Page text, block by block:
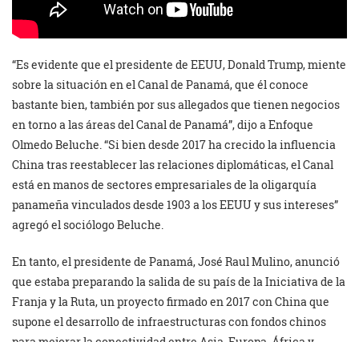
“Es evidente que el presidente de EEUU, Donald Trump, miente
sobre la situación en el Canal de Panamá, que él conoce
bastante bien, también por sus allegados que tienen negocios
en torno a las áreas del Canal de Panamá”, dijo a Enfoque
Olmedo Beluche. “Si bien desde 2017 ha crecido la influencia
China tras reestablecer las relaciones diplomáticas, el Canal
está en manos de sectores empresariales de la oligarquía
panameña vinculados desde 1903 a los EEUU y sus intereses”
agregó el sociólogo Beluche.
En tanto, el presidente de Panamá, José Raul Mulino, anunció
que estaba preparando la salida de su país de la Iniciativa de la
Franja y la Ruta, un proyecto firmado en 2017 con China que
supone el desarrollo de infraestructuras con fondos chinos